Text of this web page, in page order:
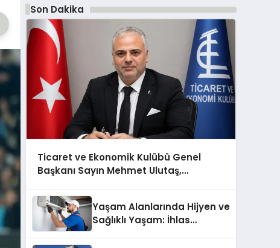
Son Dakika
Ticaret ve Ekonomik Kulübü Genel
Başkanı Sayın Mehmet Ulutaş,
şunları kaydetti:
Yaşam Alanlarında Hijyen ve
Sağlıklı Yaşam: İhlas